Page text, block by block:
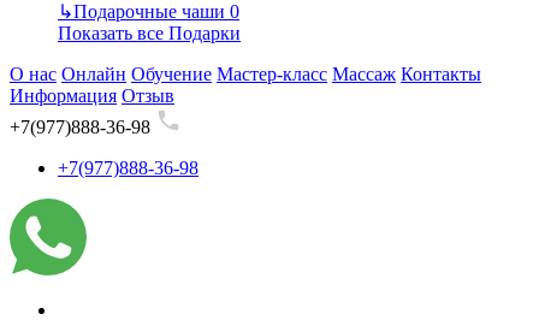
↳Подарочные чаши 0
Показать все Подарки
О нас Онлайн Обучение Мастер-класс Массаж Контакты
Информация Отзыв
+7(977)888-36-98
+7(977)888-36-98